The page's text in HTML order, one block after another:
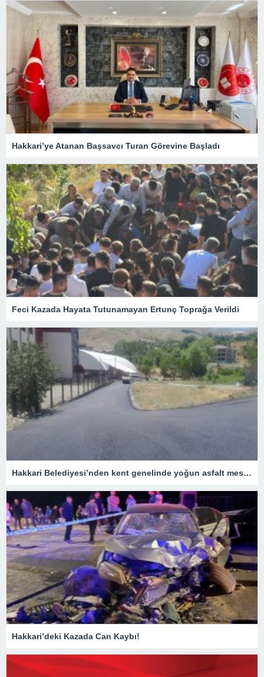
Hakkari’ye Atanan Başsavcı Turan Görevine Başladı
Feci Kazada Hayata Tutunamayan Ertunç Toprağa Verildi
Hakkari Belediyesi’nden kent genelinde yoğun asfalt mesaisi
Hakkari’deki Kazada Can Kaybı!